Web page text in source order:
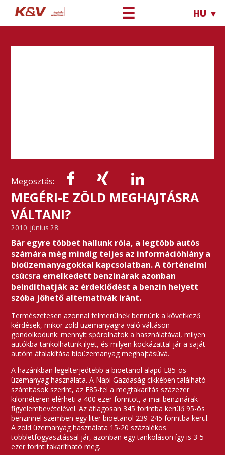
☰ HU ▼
Megosztás:
MEGÉRI-E ZÖLD MEGHAJTÁSRA
VÁLTANI?
2010. június 28.
Bár egyre többet hallunk róla, a legtöbb autós
számára még mindig teljes az információhiány a
bioüzemanyagokkal kapcsolatban. A történelmi
csúcsra emelkedett benzinárak azonban
beindíthatják az érdeklődést a benzin helyett
szóba jöhető alternatívák iránt.
Természetesen azonnal felmerülnek bennünk a következő
kérdések, mikor zöld üzemanyagra való váltáson
gondolkodunk: mennyit spórolhatok a használatával, milyen
autókba tankolhatunk ilyet, és milyen kockázattal jár a saját
autóm átalakítása bioüzemanyag meghajtásúvá.
A hazánkban legelterjedtebb a bioetanol alapú E85-ös
üzemanyag használata. A Napi Gazdaság cikkében található
számítások szerint, az E85-tel a megtakarítás százezer
kilométeren elérheti a 400 ezer forintot, a mai benzinárak
figyelembevételével. Az átlagosan 345 forintba kerülő 95-ös
benzinnel szemben egy liter bioetanol 239-245 forintba kerül.
A zöld üzemanyag használata 15-20 százalékos
többletfogyasztással jár, azonban egy tankoláson így is 3-5
ezer forint takarítható meg.